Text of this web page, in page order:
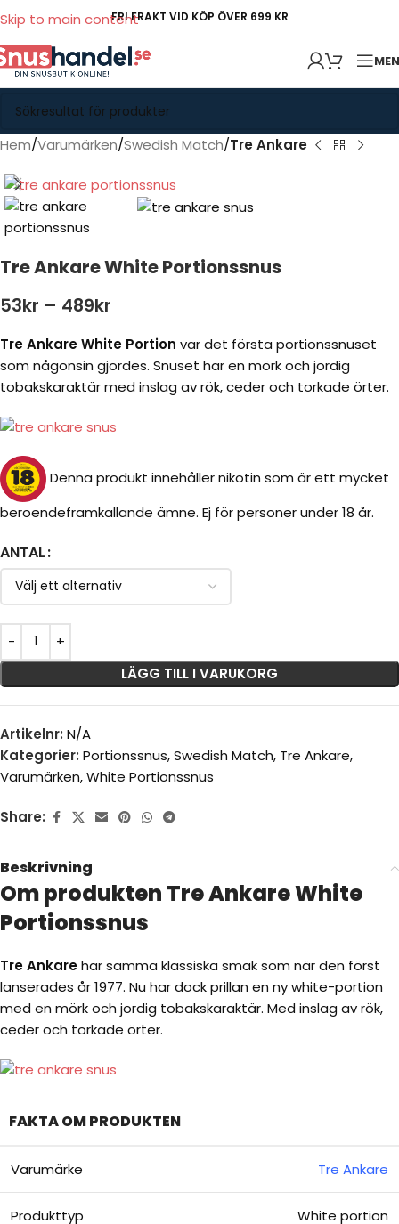
Skip to main contentFRI FRAKT VID KÖP ÖVER 699 KR
Hem Varumärken Swedish Match Tre Ankare
Tre Ankare White Portionssnus
53kr – 489kr
Tre Ankare White Portion var det första portionssnuset
som någonsin gjordes. Snuset har en mörk och jordig
tobakskaraktär med inslag av rök, ceder och torkade örter.
Denna produkt innehåller nikotin som är ett mycket
beroendeframkallande ämne. Ej för personer under 18 år.
ANTAL
LÄGG TILL I VARUKORG
Artikelnr: N/A
Kategorier: Portionssnus,Swedish Match, Tre Ankare,
Varumärken,White Portionssnus
Share:
Beskrivning
Om produkten Tre Ankare White
Portionssnus
Tre Ankarehar samma klassiska smak som när den först
lanserades år 1977. Nu har dock prillan en ny white-portion
med en mörk och jordig tobakskaraktär. Med inslag av rök,
ceder och torkade örter.
FAKTA OM PRODUKTEN
Varumärke Tre Ankare
Produkttyp White portion